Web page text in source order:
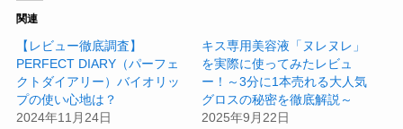
関連
【レビュー徹底調査】
PERFECT DIARY（パーフェ
クトダイアリー）バイオリッ
プの使い心地は？
2024年11月24日
キス専用美容液「ヌレヌレ」
を実際に使ってみたレビュ
ー！～3分に1本売れる大人気
グロスの秘密を徹底解説～
2025年9月22日